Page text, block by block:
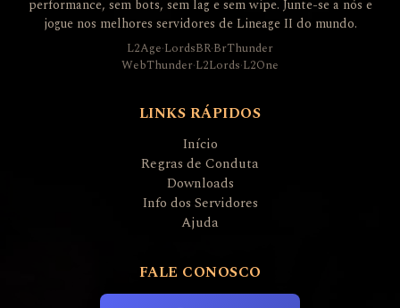
performance, sem bots, sem lag e sem wipe. Junte-se a nós e
jogue nos melhores servidores de Lineage II do mundo.
L2Age·LordsBR·BrThunder
WebThunder·L2Lords·L2One
LINKS RÁPIDOS
Início
Regras de Conduta
Downloads
Info dos Servidores
Ajuda
FALE CONOSCO